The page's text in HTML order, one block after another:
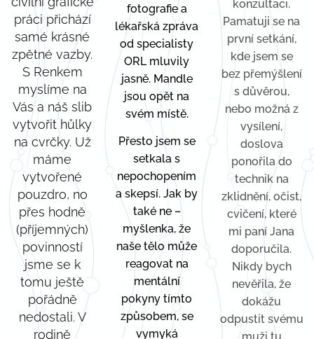
práci přichází
samé krásné
zpětné vazby.
S Renkem
myslíme na
Vás a náš slib
vytvořit hůlky
na cvrčky. Už
máme
vytvořené
pouzdro, no
přes hodně
(příjemných)
povinností
jsme se k
tomu ještě
pořádně
nedostali. V
rodině
fotografie a
lékařská zpráva
od specialisty
ORL mluvily
jasně. Mandle
jsou opět na
svém místě.
Přesto jsem se
setkala s
nepochopením
a skepsí. Jak by
také ne –
myšlenka, že
naše tělo může
reagovat na
mentální
pokyny tímto
způsobem, se
vymyká
konzultaci.
Pamatuji se na
první setkání,
kde jsem se
bez přemýšlení
s důvěrou,
nebo možná z
vysílení,
doslova
ponořila do
technik na
zklidnění, očist,
cvičení, které
mi paní Jana
doporučila.
Nikdy bych
nevěřila, že
dokážu
odpustit svému